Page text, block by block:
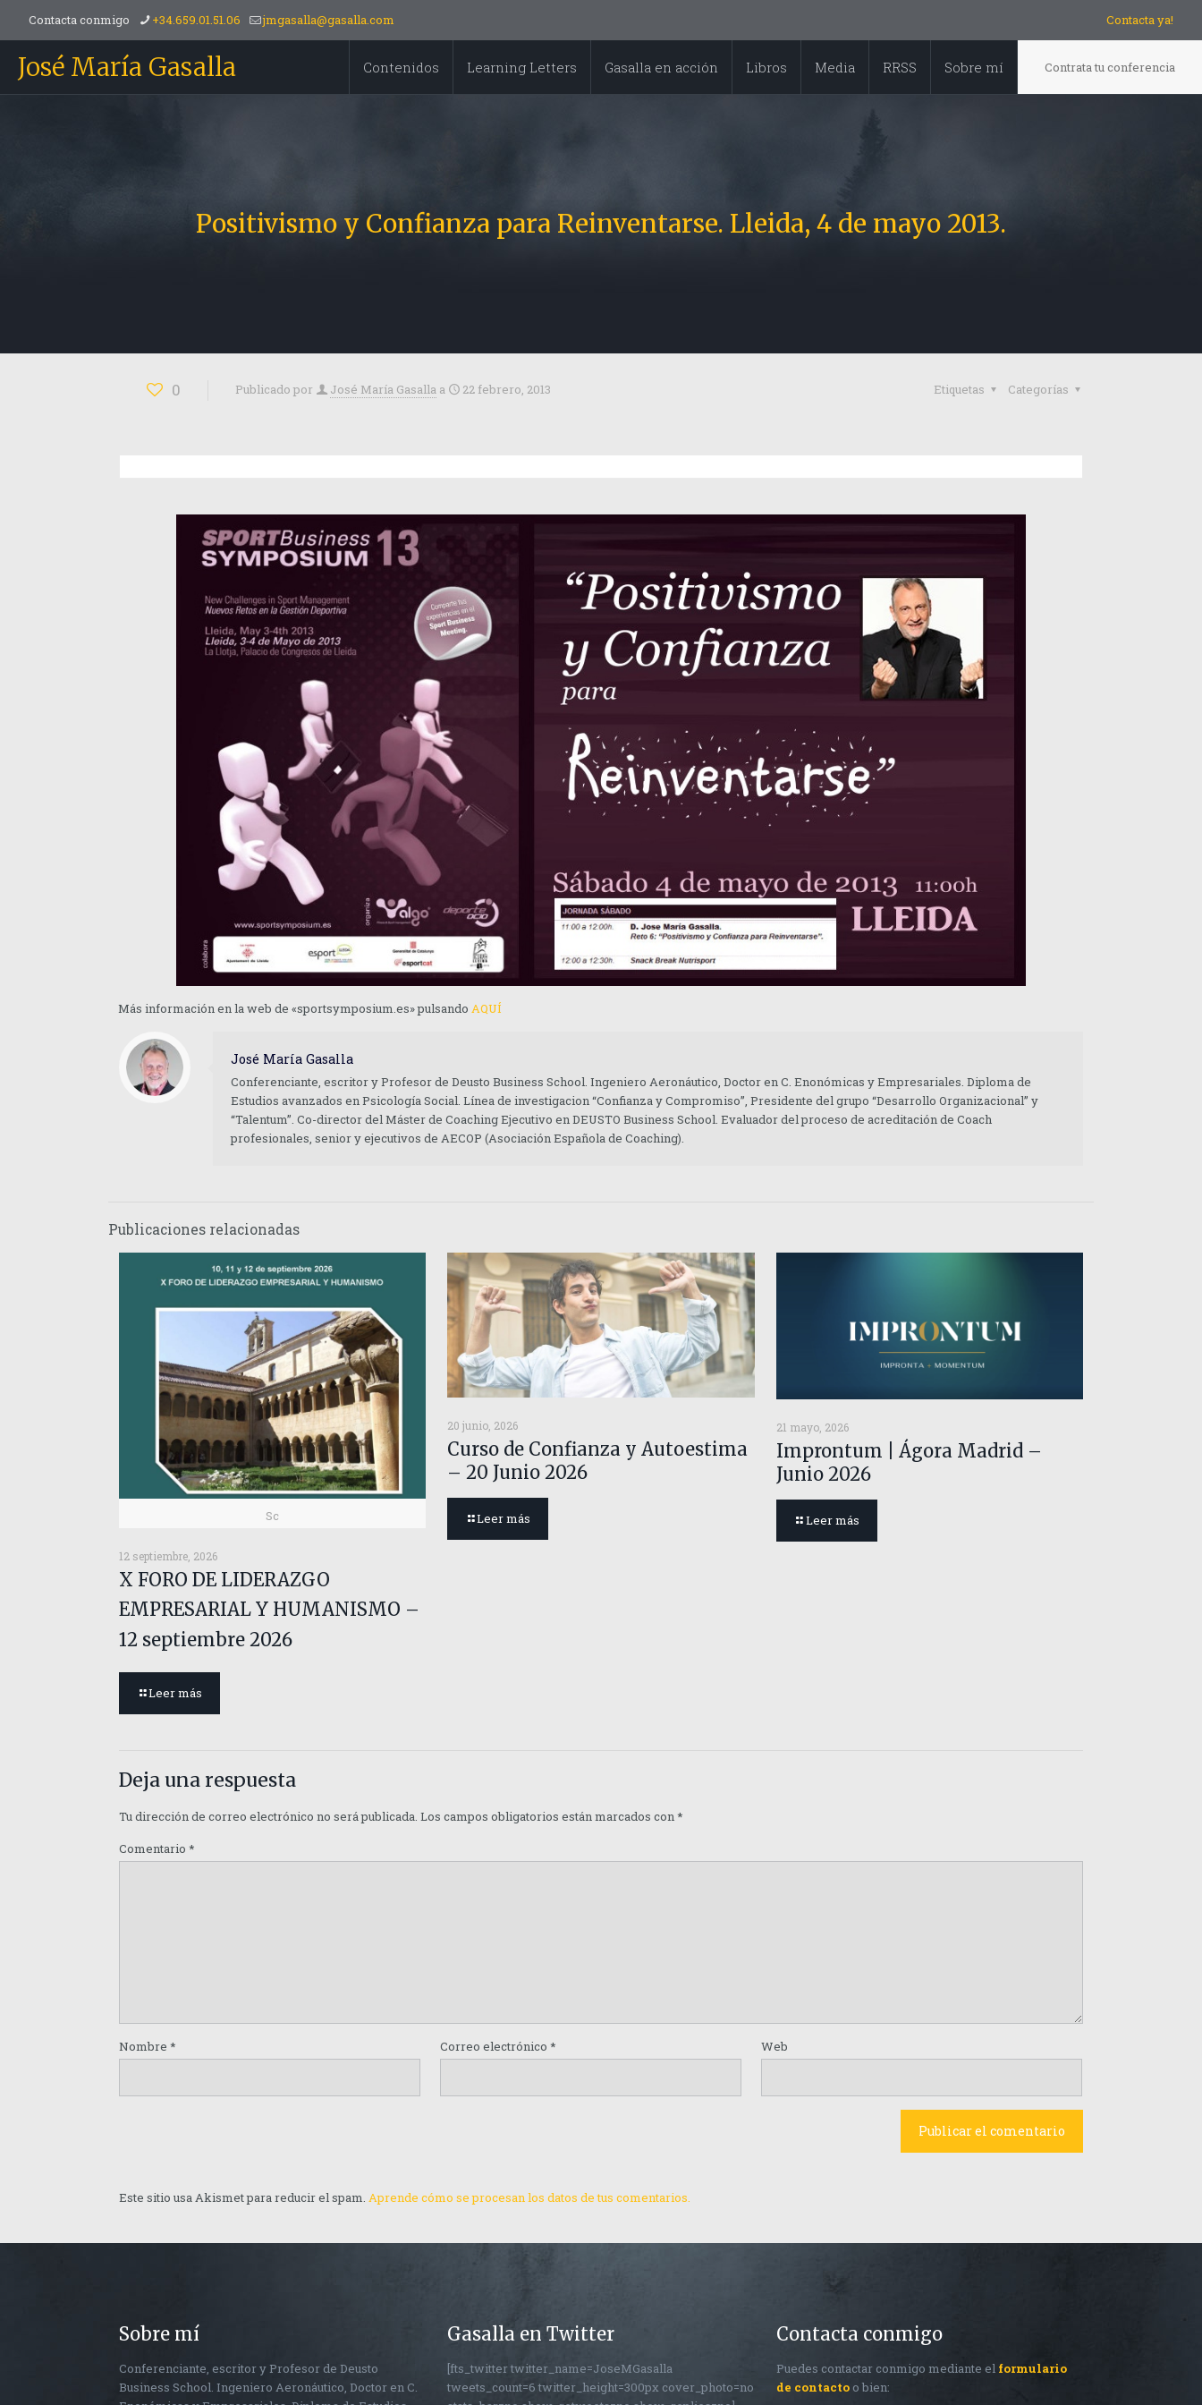
Contacta conmigo +34.659.01.51.06 jmgasalla@gasalla.com Contacta ya!
José María Gasalla Contenidos Learning Letters Gasalla en acción Libros Media RRSS Sobre mí Contrata tu conferencia
Positivismo y Confianza para Reinventarse. Lleida, 4 de mayo 2013.
0 Publicado por José María Gasalla a 22 febrero, 2013 Categorías
Etiquetas
Más información en la web de «sportsymposium.es» pulsando AQUÍ
José María Gasalla
Conferenciante, escritor y Profesor de Deusto Business School. Ingeniero Aeronáutico, Doctor en C. Enonómicas y Empresariales. Diploma de
Estudios avanzados en Psicología Social. Línea de investigacion “Confianza y Compromiso”, Presidente del grupo “Desarrollo Organizacional” y
“Talentum”. Co-director del Máster de Coaching Ejecutivo en DEUSTO Business School. Evaluador del proceso de acreditación de Coach
profesionales, senior y ejecutivos de AECOP (Asociación Española de Coaching).
Publicaciones relacionadas
Sc
12 septiembre, 2026
X FORO DE LIDERAZGO
EMPRESARIAL Y HUMANISMO –
12 septiembre 2026
Leer más
20 junio, 2026
Curso de Confianza y Autoestima
– 20 Junio 2026
Leer más
21 mayo, 2026
Improntum | Ágora Madrid –
Junio 2026
Leer más
Deja una respuesta
Tu dirección de correo electrónico no será publicada. Los campos obligatorios están marcados con*
Comentario *
Nombre * Correo electrónico * Web
Este sitio usa Akismet para reducir el spam. Aprende cómo se procesan los datos de tus comentarios.
Sobre mí
Conferenciante, escritor y Profesor de Deusto
Business School. Ingeniero Aeronáutico, Doctor en C.
Gasalla en Twitter
[fts_twitter twitter_name=JoseMGasalla
tweets_count=6 twitter_height=300px cover_photo=no
Contacta conmigo
Puedes contactar conmigo mediante el formulario
de contactoo bien: